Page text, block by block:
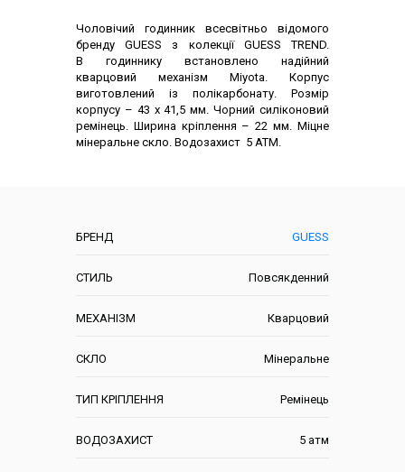
БРЕНД GUESS
СТИЛЬ Повсякденний
МЕХАНІЗМ Кварцовий
СКЛО Мінеральне
ТИП КРІПЛЕННЯ Ремінець
ВОДОЗАХИСТ 5 атм
Опис товару
Чоловічий годинник всесвітньо відомого
бренду GUESS з колекції GUESS TREND.
В годиннику встановлено надійний
кварцовий механізм Miyota. Корпус
виготовлений із полікарбонату. Розмір
корпусу – 43 х 41,5 мм. Чорний силіконовий
ремінець. Ширина кріплення – 22 мм. Міцне
мінеральне скло. Водозахист 5 АТМ.